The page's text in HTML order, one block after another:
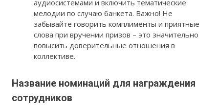
аудиосистемами и включить тематические
мелодии по случаю банкета. Важно! Не
забывайте говорить комплименты и приятные
слова при вручении призов – это значительно
повысить доверительные отношения в
коллективе.
Название номинаций для награждения
сотрудников